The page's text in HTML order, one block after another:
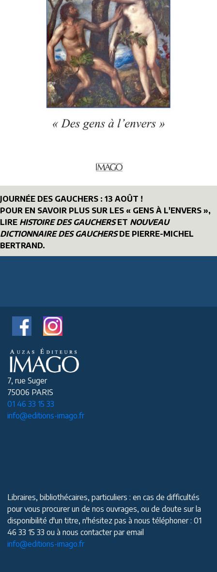
JOURNÉE DES GAUCHERS : 13 AOÛT !
POUR EN SAVOIR PLUS SUR LES « GENS À L'ENVERS »,
LIRE HISTOIRE DES GAUCHERSET NOUVEAU
DICTIONNAIRE DES GAUCHERSDE PIERRE-MICHEL
BERTRAND.
7, rue Suger
75006 PARIS
01 46 33 15 33
info@editions-imago.fr
Libraires, bibliothécaires, particuliers : en cas de difficultés
pour vous procurer un de nos ouvrages, ou de doute sur la
disponibilité d'un titre, n'hésitez pas à nous téléphoner : 01
46 33 15 33 ou à nous contacter par email
info@editions-imago.fr